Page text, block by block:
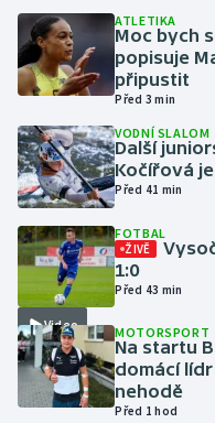
Gymnastika
Házená
Jezdectví
Judo
Krasobruslení
Lezení
Lyže a snowboard
Moderní pětiboj
ATLETIKA
Moc bych
popisuje
připustit
Před 3 min
VODNÍ SLALOM
Další
Kočířová
Před 41 min
Video
FOTBAL
ŽIVĚ
1:0
Před 43 min
MOTORSPORT
Na startu
domácí
nehodě
Před 1 hod